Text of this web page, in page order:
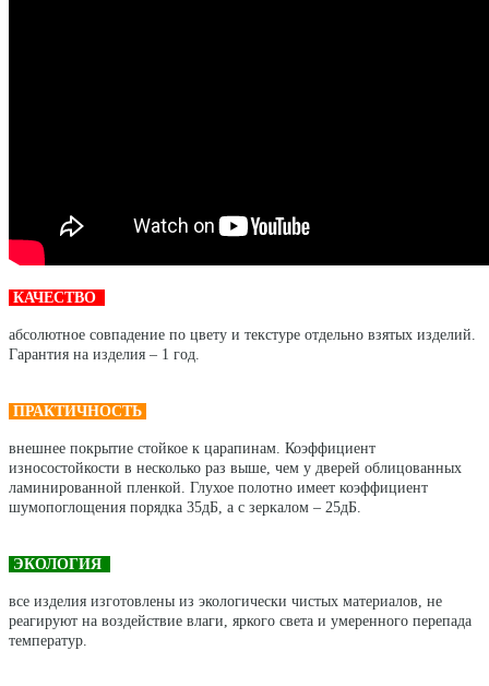
КАЧЕСТВО
абсолютное совпадение по цвету и текстуре отдельно взятых изделий.
Гарантия на изделия – 1 год.
ПРАКТИЧНОСТЬ
внешнее покрытие стойкое к царапинам. Коэффициент
износостойкости в несколько раз выше, чем у дверей облицованных
ламинированной пленкой. Глухое полотно имеет коэффициент
шумопоглощения порядка 35дБ, а с зеркалом – 25дБ.
ЭКОЛОГИЯ
все изделия изготовлены из экологически чистых материалов, не
реагируют на воздействие влаги, яркого света и умеренного перепада
температур.